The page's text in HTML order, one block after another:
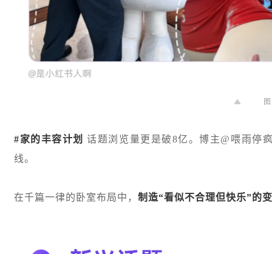
#家的丰容计划 话题浏览量更是破8亿。博主@喂雨停
线。
在千篇一律的卧室布局中， 制造“看似不合理但快乐”的